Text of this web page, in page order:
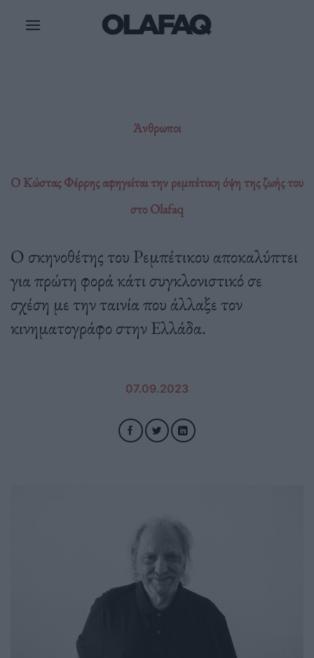
Άνθρωποι
Ο Κώστας Φέρρης αφηγείται την ρεμπέτικη όψη της ζωής του
στο Olafaq
Ο σκηνοθέτης του Ρεμπέτικου αποκαλύπτει
για πρώτη φορά κάτι συγκλονιστικό σε
σχέση με την ταινία που άλλαξε τον
κινηματογράφο στην Ελλάδα.
07.09.2023